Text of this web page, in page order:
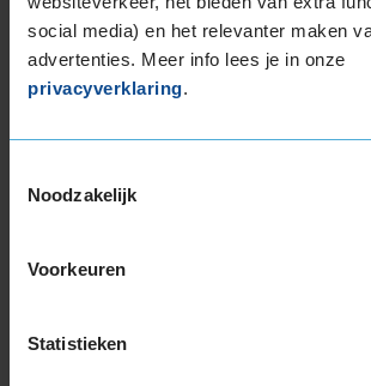
social media) en het relevanter maken
advertenties. Meer info lees je in onze
privacyverklaring.
Noodzakelijk
Voorkeuren
Statistieken
265/35R18 97Y EXTRALOAD
225/35R19 88Y EXTRALOAD
225/40R19 93Y EXTRALOAD
225/45R19 96W EXTRALOAD